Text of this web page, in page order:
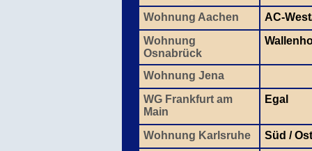
Wohnung Aachen
AC-
Wohnung
Osnabrück
Wohnung Jena
WG Frankfurt am
Main
Egal
Wohnung Karlsruhe
Süd / Ost